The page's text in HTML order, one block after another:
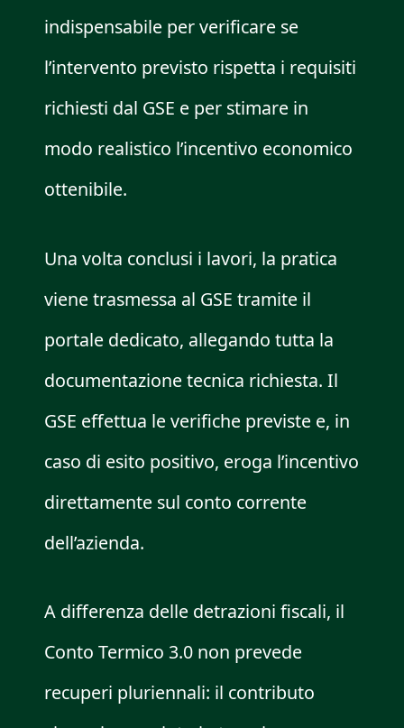
indispensabile per verificare se
l’intervento previsto rispetta i requisiti
richiesti dal GSE e per stimare in
modo realistico l’incentivo economico
ottenibile.
Una volta conclusi i lavori, la pratica
viene trasmessa al GSE tramite il
portale dedicato, allegando tutta la
documentazione tecnica richiesta. Il
GSE effettua le verifiche previste e, in
caso di esito positivo, eroga l’incentivo
direttamente sul conto corrente
dell’azienda.
A differenza delle detrazioni fiscali, il
Conto Termico 3.0 non prevede
recuperi pluriennali: il contributo